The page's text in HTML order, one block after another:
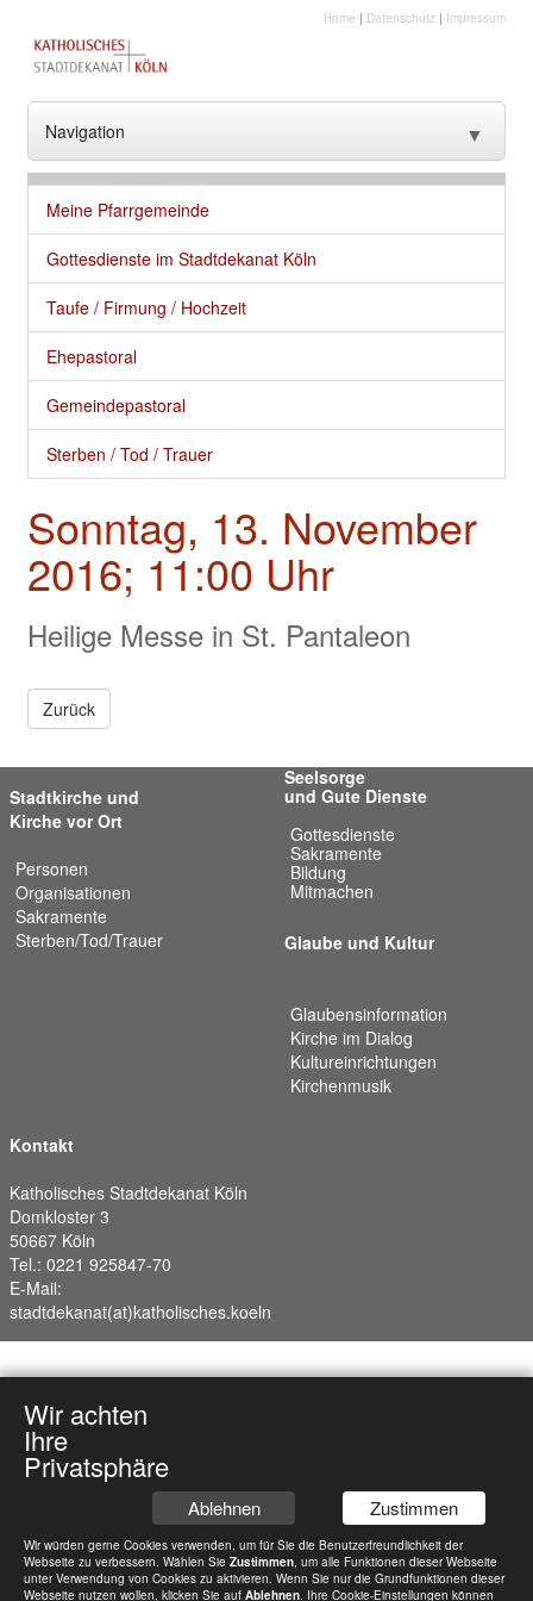
Home | Datenschutz | Impressum
Navigation ▼
??? NavText ???
??? NavText ???
Stadtkirche
Kirche vor Ort
Seelsorge und gute Dienste
Valentinstage
Impressum
Meine Pfarrgemeinde
Gottesdienste im Stadtdekanat Köln
Taufe / Firmung / Hochzeit
Ehepastoral
Gemeindepastoral
Sterben / Tod / Trauer
Sonntag, 13. November
2016; 11:00 Uhr
Heilige Messe in St. Pantaleon
Zurück
Stadtkirche und
Kirche vor Ort
Personen
Organisationen
Sakramente
Sterben/Tod/Trauer
Seelsorge
und Gute Dienste
Gottesdienste
Sakramente
Bildung
Mitmachen
Glaube und Kultur
Glaubensinformation
Kirche im Dialog
Kultureinrichtungen
Kirchenmusik
Kontakt
Katholisches Stadtdekanat Köln
Domkloster 3
50667 Köln
Tel.: 0221 925847-70
E-Mail:
stadtdekanat(at)katholisches.koeln
Wir achten
Ihre
Privatsphäre
Ablehnen Zustimmen
Wir würden gerne Cookies verwenden, um für Sie die Benutzerfreundlichkeit der
Webseite zu verbessern. Wählen Sie Zustimmen, um alle Funktionen dieser Webseite
unter Verwendung von Cookies zu aktivieren. Wenn Sie nur die Grundfunktionen dieser
Webseite nutzen wollen, klicken Sie auf Ablehnen. Ihre Cookie-Einstellungen können